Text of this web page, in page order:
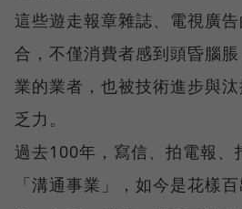
這些遊走報章雜誌、電視廣
合，不僅消費者感到頭昏腦
業的業者，也被技術進步與
乏力。
過去100年，寫信、拍電報、
「溝通事業」，如今是花樣